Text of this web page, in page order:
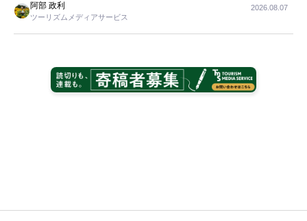
阿部 政利
ツーリズムメディアサービス
2026.08.07